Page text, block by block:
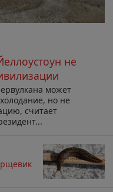
не
может
но не
считает